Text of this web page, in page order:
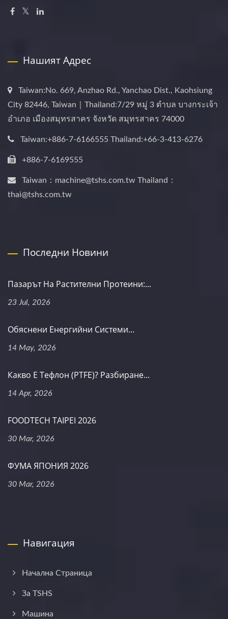
Нашият Адрес
Taiwan:No. 669, Anzhao Rd., Yanchao Dist., Kaohsiung
City 82446, Taiwan｜Thailand:7/29 หมู่ 3 ตำบล บางกระเจ้า
อำเภอ เมืองสมุทรสาคร จังหวัด สมุทรสาคร 74000
Taiwan:+886-7-6166555 Thailand:+66-3-413-6276
+886-7-6169555
Taiwan：machine@tshs.com.tw Thailand：
thai@tshs.com.tw
Последни Новини
Пазарът На Растителни Протеини:...
23 Jul, 2026
Обяснени Енергийни Системи...
14 May, 2026
Какво Е Тефлон (PTFE)? Разбиране...
14 Apr, 2026
FOODTECH TAIPEI 2026
30 Mar, 2026
ФУМА ЯПОНИЯ 2026
30 Mar, 2026
Навигация
Начална Страница
За TSHS
Машина